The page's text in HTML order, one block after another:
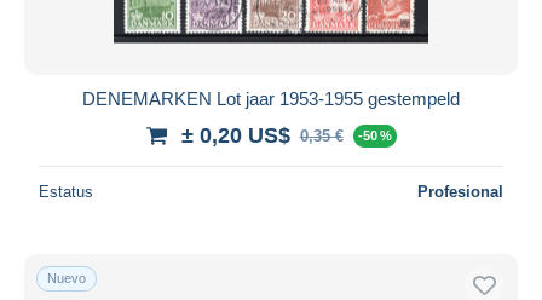
DENEMARKEN Lot jaar 1953-1955 gestempeld
± 0,20 US$ 0,35 € -50 %
Estatus Profesional
Nuevo